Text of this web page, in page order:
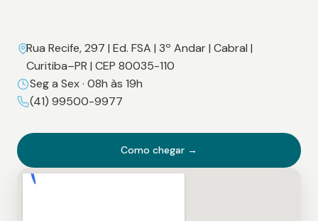
Rua Recife, 297 | Ed. FSA | 3º Andar | Cabral |
Curitiba–PR | CEP 80035-110
Seg a Sex · 08h às 19h
(41) 99500-9977
Como chegar →